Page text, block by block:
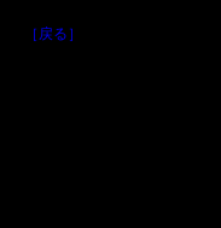
［戻る］